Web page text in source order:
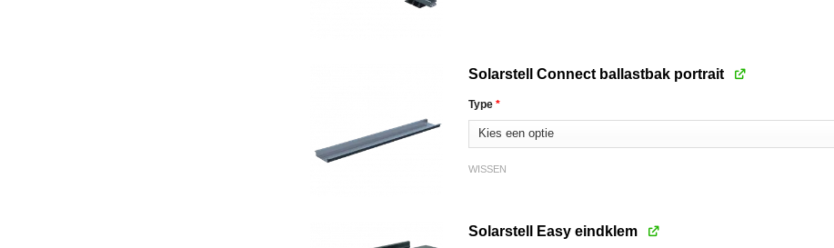
Solarstell Connect ballastbak portrait
Type*
WISSEN
Solarstell Easy eindklem